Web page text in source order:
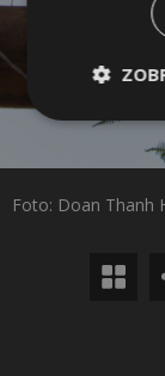
Foto: Doan Thanh